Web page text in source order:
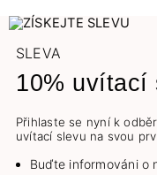
SLEVA
10% uvítací
Přihlaste se nyní k
uvítací slevu na svou
Buďte informováni o